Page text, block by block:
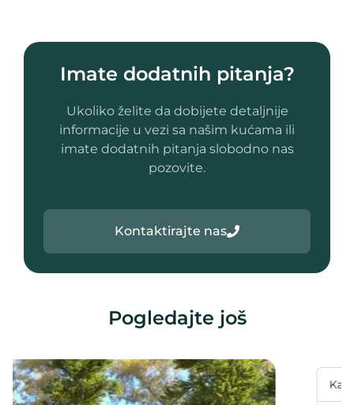
Imate dodatnih pitanja?
Ukoliko želite da dobijete detaljnije
informacije u vezi sa našim kućama ili
imate dodatnih pitanja slobodno nas
pozovite.
Kontaktirajte nas
Pogledajte još
Kategorija A frame kuća